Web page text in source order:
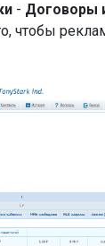
- Договоры
чтобы